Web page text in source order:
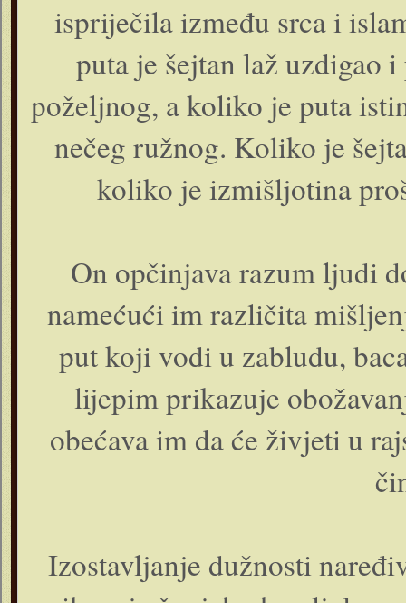
ispriječila između srca i
puta je šejtan laž uzdigao
poželjnog, a koliko je puta
nečeg ružnog. Koliko je
koliko je izmišljotina
On opčinjava razum ljudi
namećući im različita
put koji vodi u zabludu,
lijepim prikazuje
obećava im da će živjeti u
Izostavljanje dužnosti